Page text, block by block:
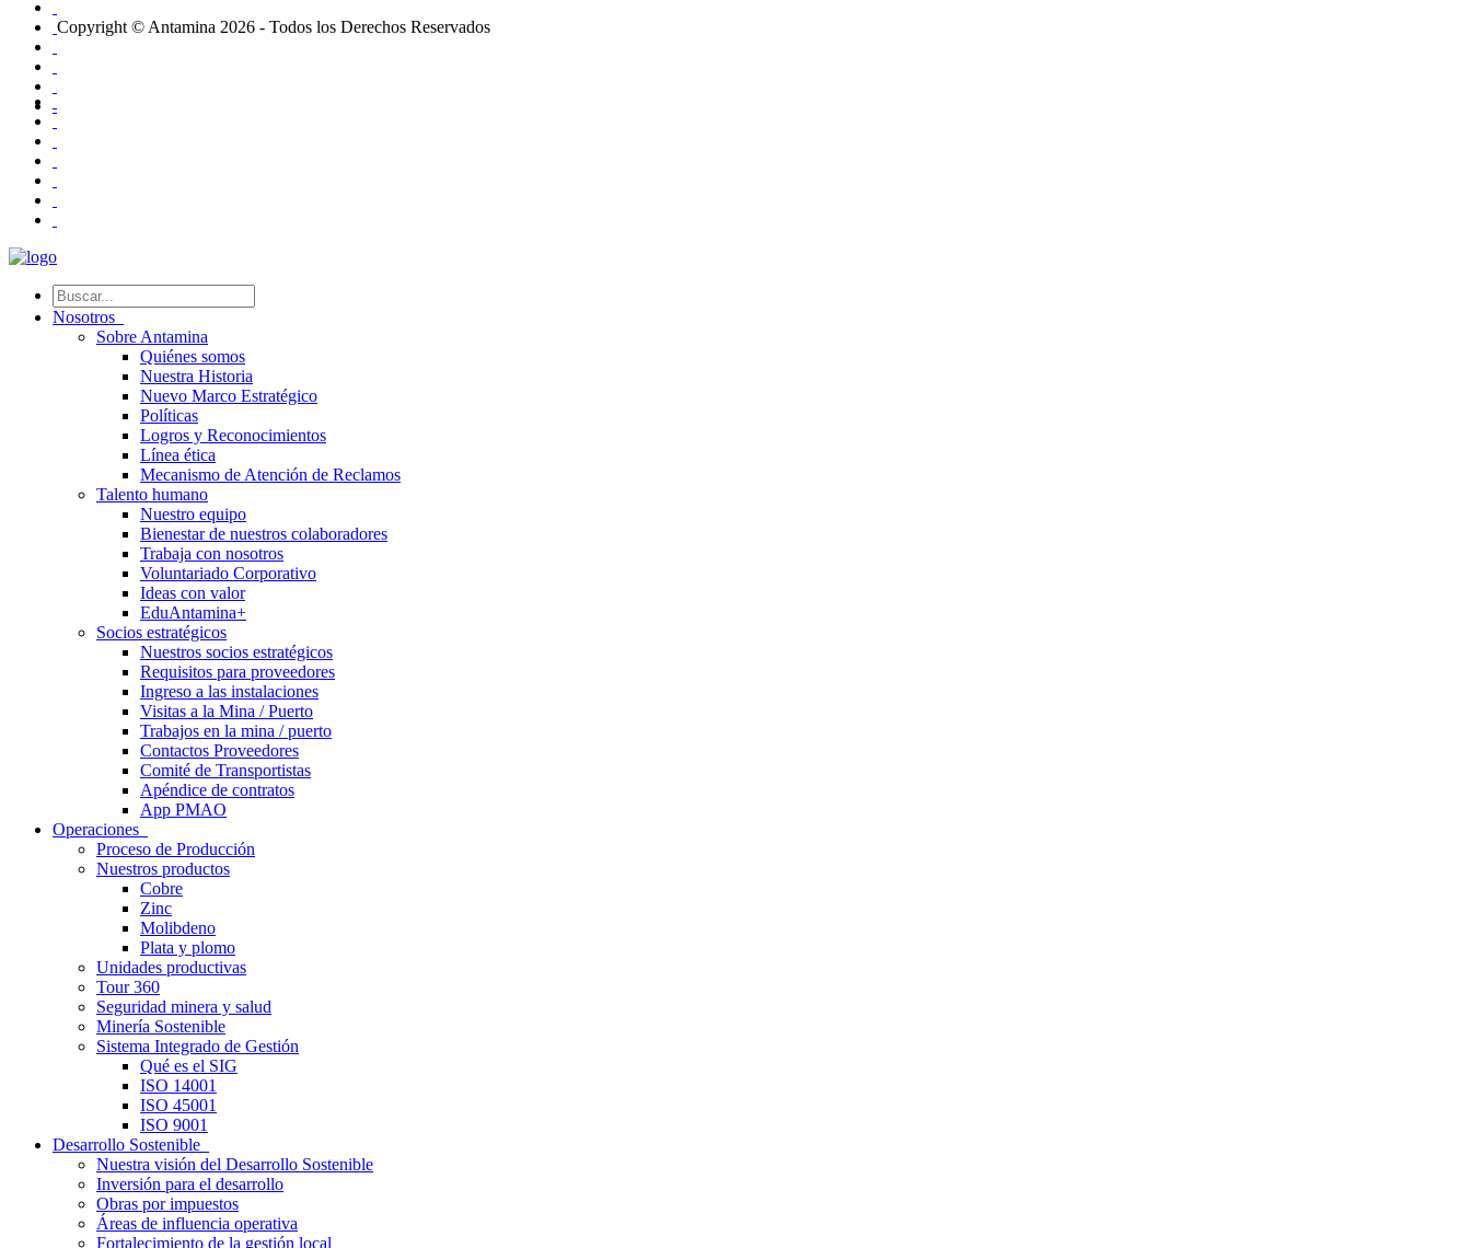
Copyright © Antamina 2026 - Todos los Derechos Reservados
Nosotros
Sobre Antamina
Quiénes somos
Nuestra Historia
Nuevo Marco Estratégico
Políticas
Logros y Reconocimientos
Línea ética
Mecanismo de Atención de Reclamos
Talento humano
Nuestro equipo
Bienestar de nuestros colaboradores
Trabaja con nosotros
Voluntariado Corporativo
Ideas con valor
EduAntamina+
Socios estratégicos
Nuestros socios estratégicos
Requisitos para proveedores
Ingreso a las instalaciones
Visitas a la Mina / Puerto
Trabajos en la mina / puerto
Contactos Proveedores
Comité de Transportistas
Apéndice de contratos
App PMAO
Operaciones
Proceso de Producción
Nuestros productos
Cobre
Zinc
Molibdeno
Plata y plomo
Unidades productivas
Tour 360
Seguridad minera y salud
Minería Sostenible
Sistema Integrado de Gestión
Qué es el SIG
ISO 14001
ISO 45001
ISO 9001
Desarrollo Sostenible
Nuestra visión del Desarrollo Sostenible
Inversión para el desarrollo
Obras por impuestos
Áreas de influencia operativa
Fortalecimiento de la gestión local